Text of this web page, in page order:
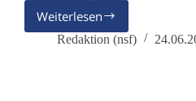
Weiterlesen
hebt
Redaktion (nsf)